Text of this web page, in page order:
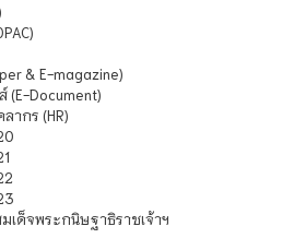
& E-magazine)
(E-Document)
ากร (HR)
เด็จพระกนิษฐาธิราชเจ้าฯ